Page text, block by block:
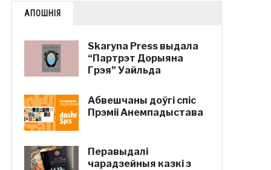
АПОШНІЯ
Skaryna Press выдала
“Партрэт Дорыяна
Грэя” Уайльда
Абвешчаны доўгі спіс
Прэміі Анемпадыстава
Перавыдалі
чарадзейныя казкі з